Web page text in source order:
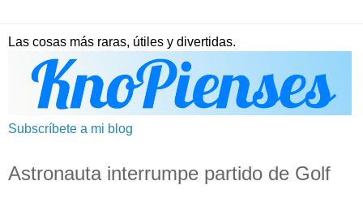
Las cosas más raras, útiles y divertidas.
Subscríbete a mi blog
Astronauta interrumpe partido de Golf